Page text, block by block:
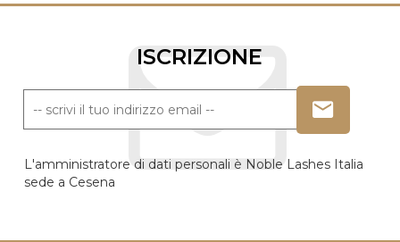
ISCRIZIONE
L'amministratore di dati personali è Noble Lashes Italia
sede a Cesena